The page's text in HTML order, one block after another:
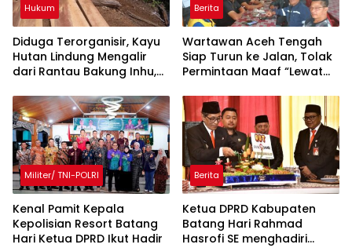
Hukum
Diduga Terorganisir, Kayu
Hutan Lindung Mengalir
dari Rantau Bakung Inhu,
Berita
Wartawan Aceh Tengah
Siap Turun ke Jalan, Tolak
Permintaan Maaf “Lewat
Militer/ TNI-POLRI
Kenal Pamit Kepala
Kepolisian Resort Batang
Hari ‎Ketua DPRD Ikut Hadir
Berita
Ketua DPRD Kabupaten
Batang Hari Rahmad
Hasrofi SE menghadiri